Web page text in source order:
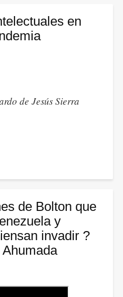
en
de Jesús Sierra
de Bolton que
y
invadir ?